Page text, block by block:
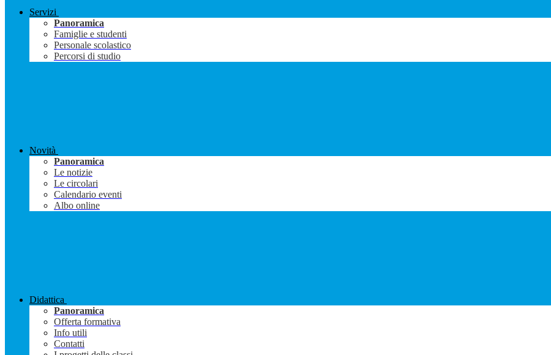
Servizi
Panoramica
Famiglie e studenti
Personale scolastico
Percorsi di studio
Novità
Panoramica
Le notizie
Le circolari
Calendario eventi
Albo online
Didattica
Panoramica
Offerta formativa
Info utili
Contatti